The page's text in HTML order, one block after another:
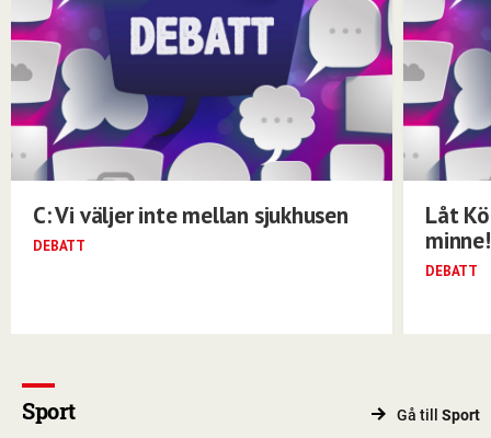
C: Vi väljer inte mellan sjukhusen
DEBATT
Låt
minne!
DEBATT
Sport Gå till Sport